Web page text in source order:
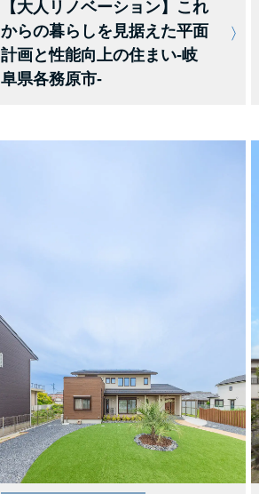
【大人リノベーション】これ
からの暮らしを見据えた平面
計画と性能向上の住まい-岐
阜県各務原市-